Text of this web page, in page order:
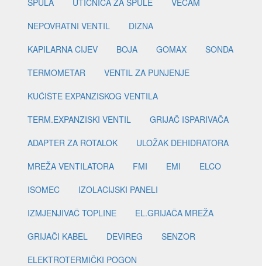
ŠPULA
UTIČNICA ZA ŠPULE
VECAM
NEPOVRATNI VENTIL
DIZNA
KAPILARNA CIJEV
BOJA GOMAX
SONDA
TERMOMETAR
VENTIL ZA PUNJENJE
KUĆIŠTE EXPANZISKOG VENTILA
TERM.EXPANZISKI VENTIL
GRIJAČ ISPARIVAČA
ADAPTER ZA ROTALOK
ULOŽAK DEHIDRATORA
MREŽA VENTILATORA
FMI EMI
ELCO
ISOMEC
IZOLACIJSKI PANELI
IZMJENJIVAČ TOPLINE
EL.GRIJAČA MREŽA
GRIJAČI KABEL
DEVIREG
SENZOR
ELEKTROTERMIČKI POGON